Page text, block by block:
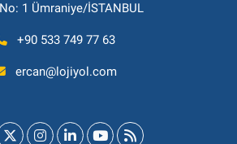
1 Ümraniye/İSTANBUL
+90 533 749 77 63
ercan@lojiyol.com